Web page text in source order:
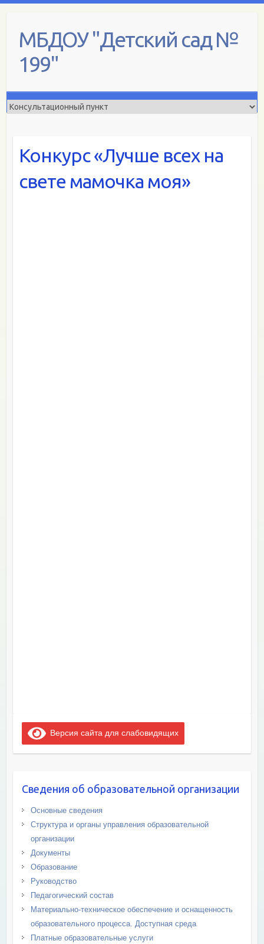
contentМБДОУ "Детский сад №
199"
Конкурс «Лучше всех на
свете мамочка моя»
Версия сайта для слабовидящих
Сведения об образовательной организации
Основные сведения
Структура и органы управления образовательной
организации
Документы
Образование
Руководство
Педагогический состав
Материально-техническое обеспечение и оснащенность
образовательного процесса. Доступная среда
Платные образовательные услуги